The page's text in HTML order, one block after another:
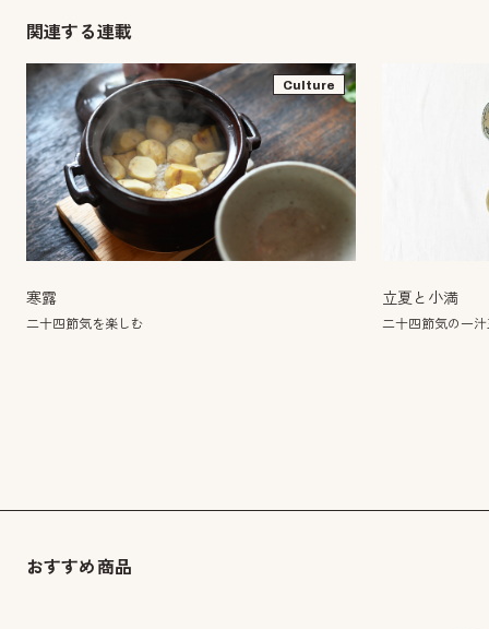
関連する連載
Culture
寒露
二十四節気を楽しむ
立夏と小満
二十四節気の一
おすすめ商品